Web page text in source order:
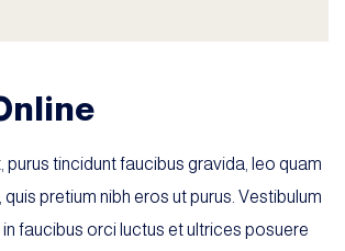
purus tincidunt faucibus gravida, leo quam
pretium nibh eros ut purus. Vestibulum
faucibus orci luctus et ultrices posuere